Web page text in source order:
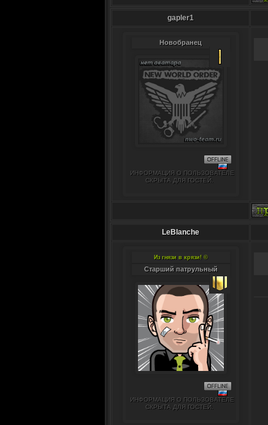
gapler1
Новобранец
ИНФОРМАЦИЯ О ПОЛЬЗОВАТЕЛЕ
СКРЫТА ДЛЯ ГОСТЕЙ.
LeBlanche
Из гнязи в крязи! ©
Старший патрульный
ИНФОРМАЦИЯ О ПОЛЬЗОВАТЕЛЕ
СКРЫТА ДЛЯ ГОСТЕЙ.